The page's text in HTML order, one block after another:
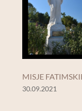
MISJE
30.09.2021